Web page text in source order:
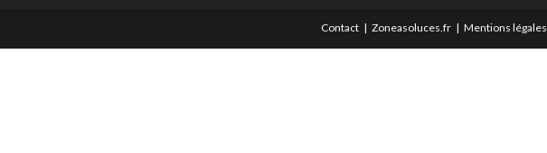
Contact Zoneasoluces.fr Mentions légales